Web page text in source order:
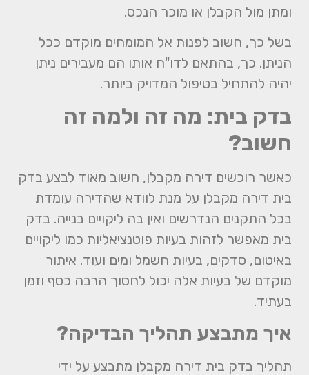
ומתן מול הקבלן או מוכר הנכס.
בשל כך, חשוב לפנות אל המומחים מוקדם ככל
הניתן. כך, בהתאם לדו"ח אותו הם מעבירים ניתן
יהיה להתחיל בטיפול המדויק ביותר.
בדק בית: מה זה ולמה זה
חשוב?
כאשר רוכשים דירה מקבלן, חשוב מאוד לבצע בדק
בית דירה מקבלן על מנת לוודא שהדירה עומדת
בכל התקנים הנדרשים ואין בה ליקויים בנייה. בדק
בית מאפשר לזהות בעיות פוטנציאליות כמו ליקויים
באיטום, סדקים, בעיות חשמל ומים ועוד. איתור
מוקדם של בעיות אלה יכול לחסוך הרבה כסף וזמן
בעתיד.
איך מתבצע תהליך הבדיקה?
תהליך בדק בית דירה מקבלן מתבצע על ידי